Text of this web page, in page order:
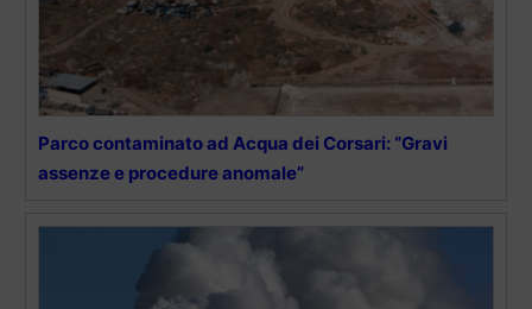
Parco contaminato ad Acqua dei Corsari: “Gravi
assenze e procedure anomale”